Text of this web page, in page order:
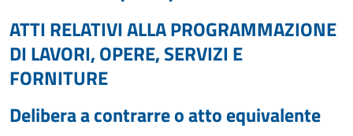
ATTI RELATIVI ALLA PROGRAMMAZIONE
DI LAVORI, OPERE, SERVIZI E
FORNITURE
Delibera a contrarre o atto equivalente